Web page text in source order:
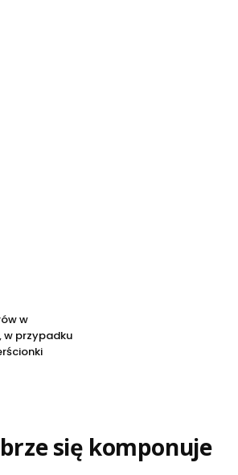
w
w przypadku
się komponuje